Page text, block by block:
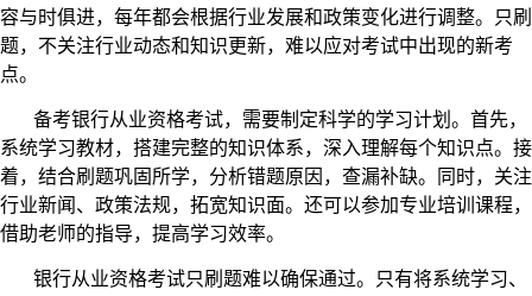
容与时俱进，每年都会根据行业发展和政策变化进行调整。只刷
题，不关注行业动态和知识更新，难以应对考试中出现的新考
点。
备考银行从业资格考试，需要制定科学的学习计划。首先，
系统学习教材，搭建完整的知识体系，深入理解每个知识点。接
着，结合刷题巩固所学，分析错题原因，查漏补缺。同时，关注
行业新闻、政策法规，拓宽知识面。还可以参加专业培训课程，
借助老师的指导，提高学习效率。
银行从业资格考试只刷题难以确保通过。只有将系统学习、